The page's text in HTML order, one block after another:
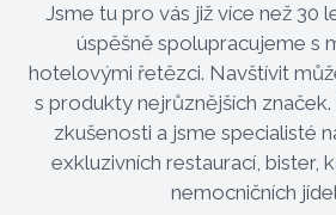
Jsme tu pro vás již více než 30
úspěšně spolupracujeme s
hotelovými řetězci. Navštívit
s produkty nejrůznějších
zkušenosti a jsme specialisté
exkluzivních restaurací, bister,
nemocničních